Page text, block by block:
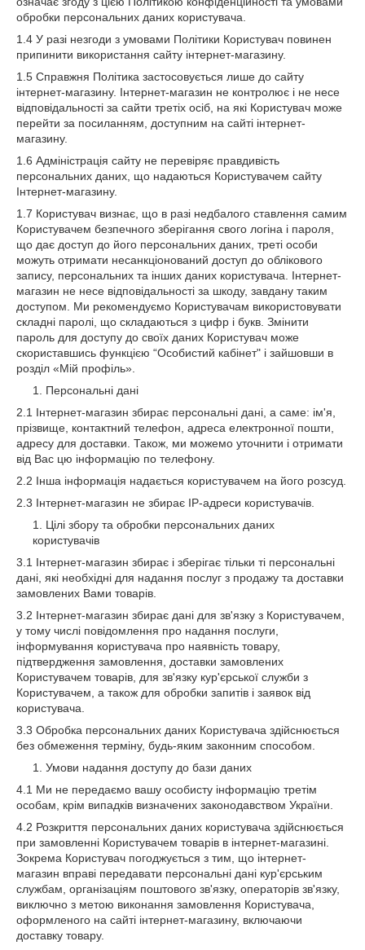
обробки персональних даних користувача.
1.4 У разі незгоди з умовами Політики Користувач повинен
припинити використання сайту інтернет-магазину.
1.5 Справжня Політика застосовується лише до сайту
інтернет-магазину. Інтернет-магазин не контролює і не несе
відповідальності за сайти третіх осіб, на які Користувач може
перейти за посиланням, доступним на сайті інтернет-
магазину.
1.6 Адміністрація сайту не перевіряє правдивість
персональних даних, що надаються Користувачем сайту
Інтернет-магазину.
1.7 Користувач визнає, що в разі недбалого ставлення самим
Користувачем безпечного зберігання свого логіна і пароля,
що дає доступ до його персональних даних, треті особи
можуть отримати несанкціонований доступ до облікового
запису, персональних та інших даних користувача. Інтернет-
магазин не несе відповідальності за шкоду, завдану таким
доступом. Ми рекомендуємо Користувачам використовувати
складні паролі, що складаються з цифр і букв. Змінити
пароль для доступу до своїх даних Користувач може
скориставшись функцією “Особистий кабінет" і зайшовши в
розділ «Мій профіль».
Персональні дані
2.1 Інтернет-магазин збирає персональні дані, а саме: ім'я,
прізвище, контактний телефон, адреса електронної пошти,
адресу для доставки. Також, ми можемо уточнити і отримати
від Вас цю інформацію по телефону.
2.2 Інша інформація надається користувачем на його розсуд.
2.3 Інтернет-магазин не збирає IP-адреси користувачів.
Цілі збору та обробки персональних даних
користувачів
3.1 Інтернет-магазин збирає і зберігає тільки ті персональні
дані, які необхідні для надання послуг з продажу та доставки
замовлених Вами товарів.
3.2 Інтернет-магазин збирає дані для зв'язку з Користувачем,
у тому числі повідомлення про надання послуги,
інформування користувача про наявність товару,
підтвердження замовлення, доставки замовлених
Користувачем товарів, для зв'язку кур'єрської служби з
Користувачем, а також для обробки запитів і заявок від
користувача.
3.3 Обробка персональних даних Користувача здійснюється
без обмеження терміну, будь-яким законним способом.
Умови надання доступу до бази даних
4.1 Ми не передаємо вашу особисту інформацію третім
особам, крім випадків визначених законодавством України.
4.2 Розкриття персональних даних користувача здійснюється
при замовленні Користувачем товарів в інтернет-магазині.
Зокрема Користувач погоджується з тим, що інтернет-
магазин вправі передавати персональні дані кур'єрським
службам, організаціям поштового зв'язку, операторів зв'язку,
виключно з метою виконання замовлення Користувача,
оформленого на сайті інтернет-магазину, включаючи
доставку товару.